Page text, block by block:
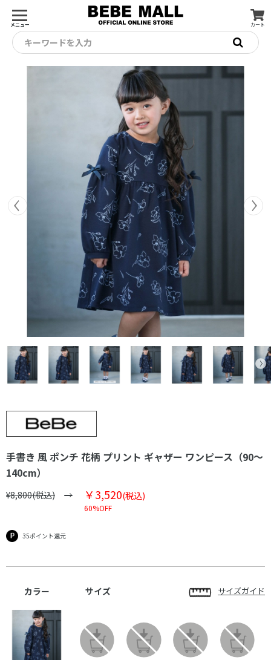
メニュー カート
キーワードを入力
手書き 風 ポンチ 花柄 プリント ギャザー ワンピース（90～
140cm）
¥8,800(税込) ￥3,520(税込)
60%OFF
35ポイント還元
カラー サイズ サイズガイド